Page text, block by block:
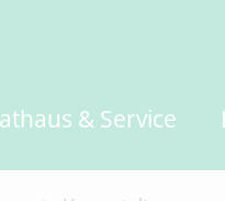
& Service